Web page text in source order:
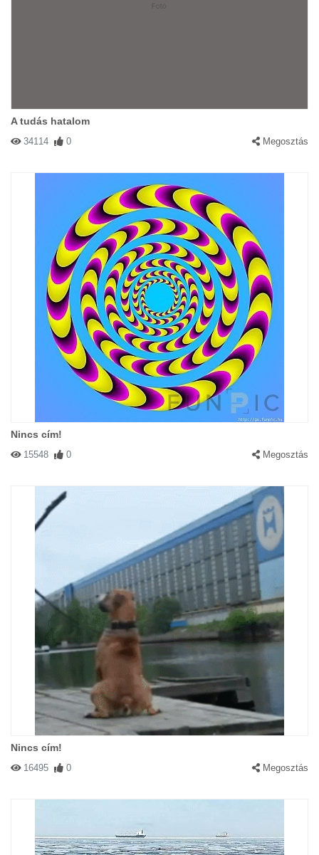
A tudás hatalom
34114 0 Megosztás
Nincs cím!
15548 0 Megosztás
Nincs cím!
16495 0 Megosztás